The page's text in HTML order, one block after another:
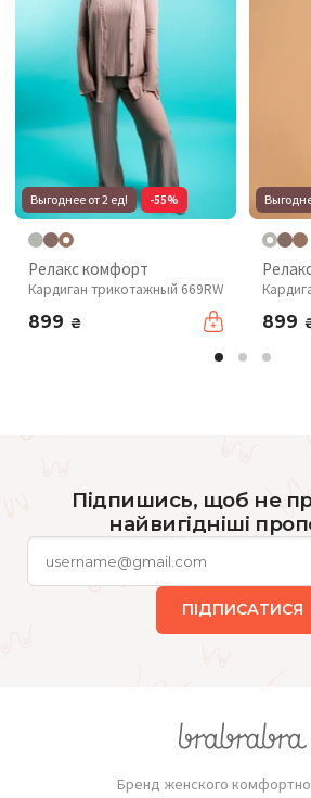
Выгоднее от 2 ед! -55%
Релакс комфорт
Кардиган трикотажный 669RW
899 ₴ 899
Підпишись, щоб не
найвигідніші
ПІДПИСАТИСЯ
Бренд женского